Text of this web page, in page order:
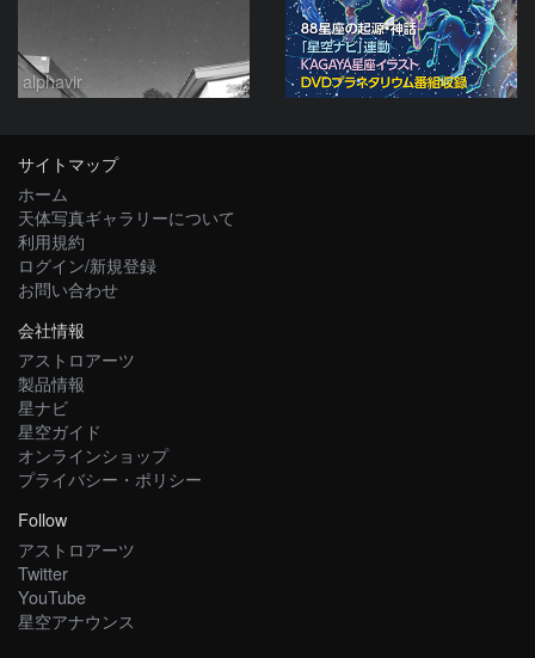
alphavir
サイトマップ
ホーム
天体写真ギャラリーについて
利用規約
ログイン/新規登録
お問い合わせ
会社情報
アストロアーツ
製品情報
星ナビ
星空ガイド
オンラインショップ
プライバシー・ポリシー
Follow
アストロアーツ
Twitter
YouTube
星空アナウンス